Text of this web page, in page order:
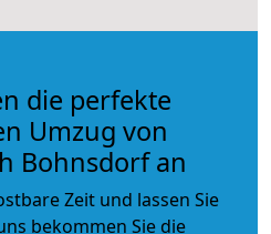
die perfekte
Umzug von
Bohnsdorf an
Zeit und lassen Sie
bekommen Sie die